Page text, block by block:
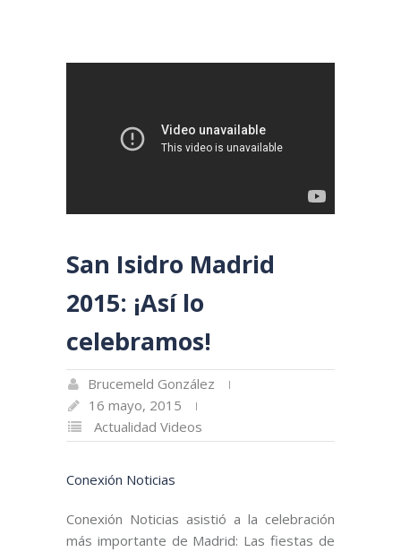
San Isidro Madrid
2015: ¡Así lo
celebramos!
Brucemeld González
16 mayo, 2015
Actualidad Videos
Conexión Noticias
Conexión Noticias asistió a la celebración
más importante de Madrid: Las fiestas de